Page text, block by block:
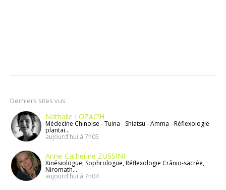
Derniers sites vus
Nathalie LOZAC'H
Médecine Chinoise - Tuina - Shiatsu - Amma - Réflexologie
plantai...
aujourd'hui à 7h05
Anne-Catherine ZUSSINI
Kinésiologue, Sophrologue, Réflexologie Crânio-sacrée,
Niromath...
aujourd'hui à 7h04